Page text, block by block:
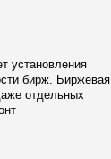
установления
бирж. Биржевая
отдельных